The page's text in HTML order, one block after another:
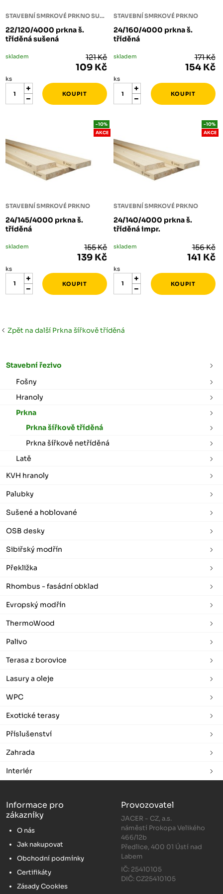
STAVEBNÍ SMRKOVÉ PRKNO SUŠENÉ
22/120/4000 prkna š.
tříděná sušená
skladem 121 Kč
109 Kč
ks
STAVEBNÍ SMRKOVÉ PRKNO
24/160/4000 prkna š.
tříděná
skladem 171 Kč
154 Kč
ks
STAVEBNÍ SMRKOVÉ PRKNO
24/145/4000 prkna š.
tříděná
-10%
AKCE
skladem 155 Kč
139 Kč
ks
STAVEBNÍ SMRKOVÉ PRKNO
24/140/4000 prkna š.
tříděná impr.
-10%
AKCE
skladem 156 Kč
141 Kč
ks
Zpět na další Prkna šířkově tříděná
Stavební řezivo
Fošny
Hranoly
Prkna
Prkna šířkově tříděná
Prkna šířkově netříděná
Latě
KVH hranoly
Palubky
Sušené a hoblované
OSB desky
Sibiřský modřín
Překližka
Rhombus - fasádní obklad
Evropský modřín
ThermoWood
Palivo
Terasa z borovice
Lasury a oleje
WPC
Exotické terasy
Příslušenství
Zahrada
Interiér
Informace pro
zákazníky
O nás
Jak nakupovat
Obchodní podmínky
Certifikáty
Zásady Cookies
Provozovatel
JACER - CZ, a.s.
náměstí Prokopa Velikého
466/12b
Předlice, 400 01 Ústí nad
Labem
IČ: 25410105
DIČ: CZ25410105